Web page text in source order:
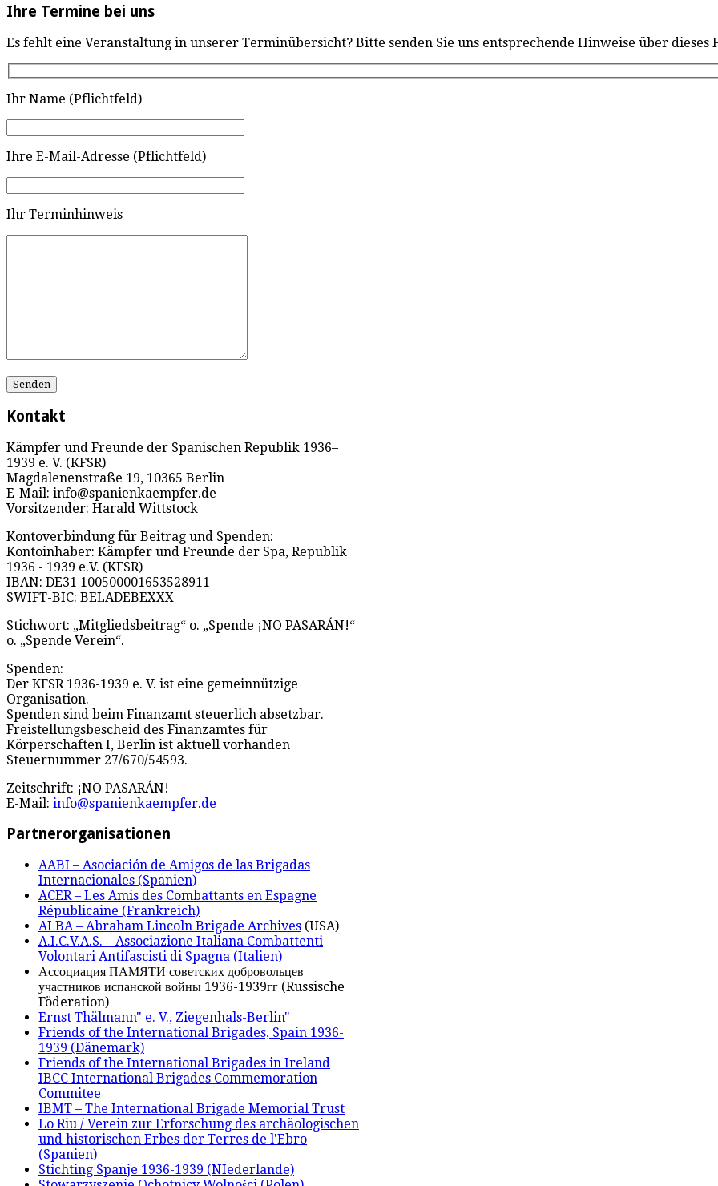
Ihre Termine bei uns
Es fehlt eine Veranstaltung in unserer Terminübersicht? Bitte senden Sie uns entsprechende Hinweise über dieses
Ihr Name (Pflichtfeld)
Ihre E-Mail-Adresse (Pflichtfeld)
Ihr Terminhinweis
Kontakt
Kämpfer und Freunde der Spanischen Republik 1936–
1939 e. V. (KFSR)
Magdalenenstraße 19, 10365 Berlin
E-Mail: info@spanienkaempfer.de
Vorsitzender: Harald Wittstock
Kontoverbindung für Beitrag und Spenden:
Kontoinhaber: Kämpfer und Freunde der Spa, Republik
1936 - 1939 e.V. (KFSR)
IBAN: DE31 100500001653528911
SWIFT-BIC: BELADEBEXXX
Stichwort: „Mitgliedsbeitrag“ o. „Spende ¡NO PASARÁN!“
o. „Spende Verein“.
Spenden:
Der KFSR 1936-1939 e. V. ist eine gemeinnützige
Organisation.
Spenden sind beim Finanzamt steuerlich absetzbar.
Freistellungsbescheid des Finanzamtes für
Körperschaften I, Berlin ist aktuell vorhanden
Steuernummer 27/670/54593.
Zeitschrift: ¡NO PASARÁN!
E-Mail: info@spanienkaempfer.de
Partnerorganisationen
AABI – Asociación de Amigos de las Brigadas
Internacionales (Spanien)
ACER – Les Amis des Combattants en Espagne
Républicaine (Frankreich)
ALBA – Abraham Lincoln Brigade Archives (USA)
A.I.C.V.A.S. – Associazione Italiana Combattenti
Volontari Antifascisti di Spagna (Italien)
Ассоциация ПАМЯТИ советских добровольцев
участников испанской войны 1936-1939гг (Russische
Föderation)
Ernst Thälmann" e. V., Ziegenhals-Berlin"
Friends of the International Brigades, Spain 1936-
1939 (Dänemark)
Friends of the International Brigades in Ireland
IBCC International Brigades Commemoration
Commitee
IBMT – The International Brigade Memorial Trust
Lo Riu / Verein zur Erforschung des archäologischen
und historischen Erbes der Terres de l'Ebro
(Spanien)
Stichting Spanje 1936-1939 (NIederlande)